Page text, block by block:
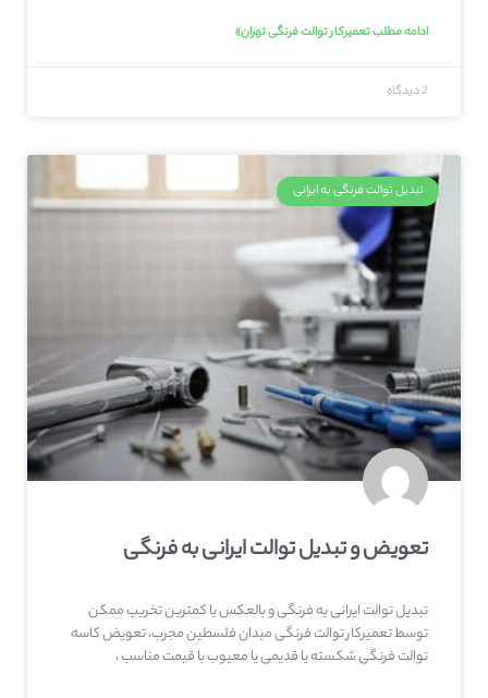
ادامه مطلب تعمیرکار توالت فرنگی تهران»
2 دیدگاه
تبدیل توالت فرنگی به ایرانی
تعویض و تبدیل توالت ایرانی به فرنگی
تبدیل توالت ایرانی به فرنگی و بالعکس با کمترین تخریب ممکن
توسط تعمیرکار توالت فرنگی میدان فلسطین مجرب، تعویض کاسه
توالت فرنگی شکسته یا قدیمی یا معیوب با قیمت مناسب ،